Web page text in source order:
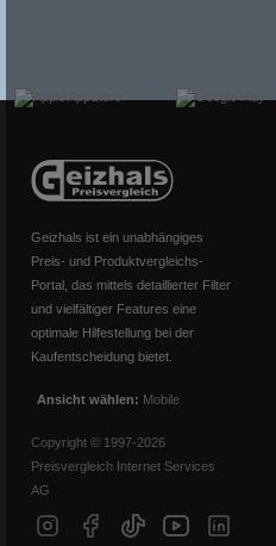
Geizhals ist ein unabhängiges
Preis- und Produktvergleichs-
Portal, das mittels detaillierter Filter
und vielfältiger Features eine
optimale Hilfestellung bei der
Kaufentscheidung bietet.
Ansicht wählen: Mobile
Copyright © 1997-2026
Preisvergleich Internet Services
AG